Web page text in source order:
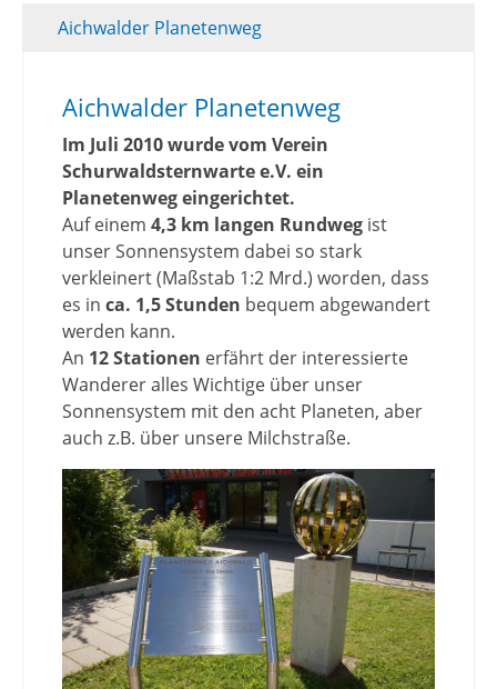
Aichwalder Planetenweg
Aichwalder Planetenweg
Im Juli 2010 wurde vom Verein
Schurwaldsternwarte e.V. ein
Planetenweg eingerichtet.
Auf einem4,3 km langen Rundweg ist
unser Sonnensystem dabei so stark
verkleinert (Maßstab 1:2 Mrd.) worden, dass
es inca. 1,5 Stunden bequem abgewandert
werden kann.
An 12 Stationen erfährt der interessierte
Wanderer alles Wichtige über unser
Sonnensystem mit den acht Planeten, aber
auch z.B. über unsere Milchstraße.